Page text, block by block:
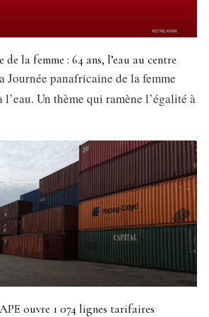
la femme : 64 ans, l’eau au centre
Journée panafricaine de la femme
l’eau. Un thème qui ramène l’égalité à
ouvre 1 074 lignes tarifaires